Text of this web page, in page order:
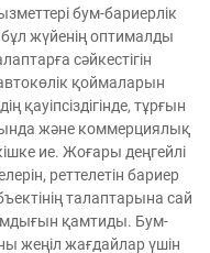
бум-бариерлік
жүйенің оптималды
сәйкестігін
қоймаларын
қауіпсіздігінде, тұрғын
және коммерциялық
ие. Жоғары деңгейлі
реттелетін бариер
талаптарына сай
қамтиды. Бум-
жеңіл жағдайлар үшін